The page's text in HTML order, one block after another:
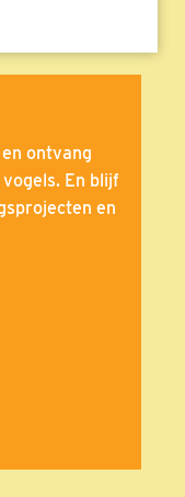
ontvang
En blijf
en